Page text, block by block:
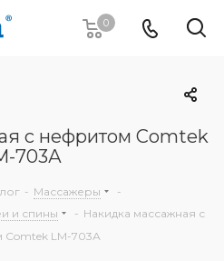
0
с нефритом Comtek
703А
- Массажеры
-
и спины
- Накидка массажная с
LM-703А